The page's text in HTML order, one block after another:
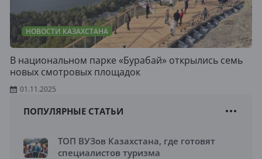
НОВОСТИ КАЗАХСТАНА
В национальном парке «Бурабай» открылись семь
новых смотровых площадок
01.11.2025
ПОПУЛЯРНЫЕ СТАТЬИ
ТОП ВУЗов Казахстана, где готовят
специалистов туризма